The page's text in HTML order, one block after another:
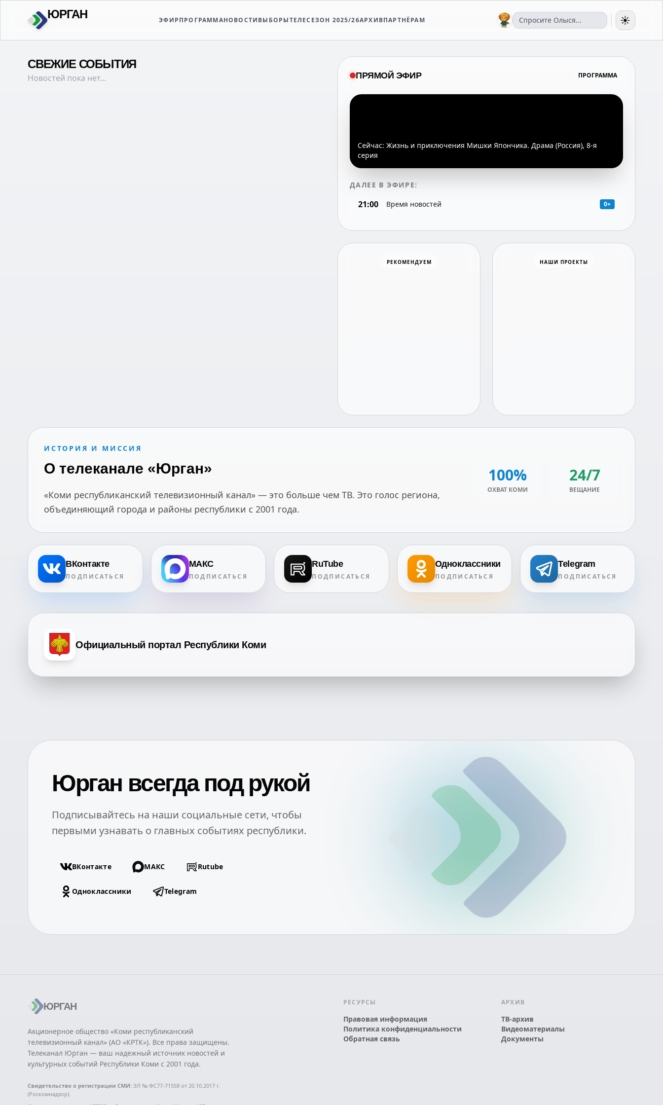
ЮРГАН ЭФИРПРОГРАММАНОВОСТИВЫБОРЫТЕЛЕСЕЗОН 2025/26АРХИВПАРТНЁРАМ ☀️
СВЕЖИЕ СОБЫТИЯ
Новостей пока нет... ПРЯМОЙ ЭФИР ПРОГРАММА
Сейчас: Жизнь и приключения Мишки Япончика. Драма (Россия), 8-я
серия
ДАЛЕЕ В ЭФИРЕ:
21:00 Время новостей 0+
РЕКОМЕНДУЕМ
Хоккей
НАШИ ПРОЕКТЫ
Время новостей
ИСТОРИЯ И МИССИЯ
О телеканале «Юрган»
«Коми республиканский телевизионный канал» — это больше чем ТВ. Это голос региона,
объединяющий города и районы республики с 2001 года.
100%
ОХВАТ КОМИ
24/7
ВЕЩАНИЕ
ВКонтакте
ПОДПИСАТЬСЯ
МАКС
ПОДПИСАТЬСЯ
RuTube
ПОДПИСАТЬСЯ
Одноклассники
ПОДПИСАТЬСЯ
Telegram
ПОДПИСАТЬСЯ
Официальный портал Республики Коми
Юрган всегда под рукой
Подписывайтесь на наши социальные сети, чтобы
первыми узнавать о главных событиях республики.
ВКонтакте МАКС Rutube
Одноклассники Telegram
ЮРГАН
Акционерное общество «Коми республиканский
телевизионный канал» (АО «КРТК»). Все права защищены.
Телеканал Юрган — ваш надежный источник новостей и
культурных событий Республики Коми с 2001 года.
Свидетельство о регистрации СМИ: ЭЛ № ФС77-71558 от 20.10.2017 г.
(Роскомнадзор).
РЕСУРСЫ
Правовая информация
Политика конфиденциальности
Обратная связь
АРХИВ
ТВ-архив
Видеоматериалы
Документы